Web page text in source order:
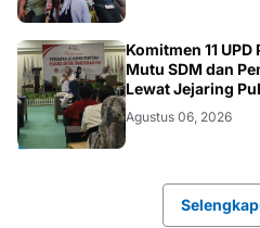
BANJARNEGARA
Komitmen 11
Mutu SDM dan
Lewat Jejaring
Agustus 06, 2026